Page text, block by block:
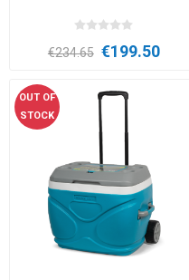
€234.65 €199.50
OUT OF
STOCK